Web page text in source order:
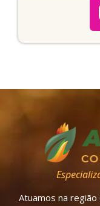
Atuamos na